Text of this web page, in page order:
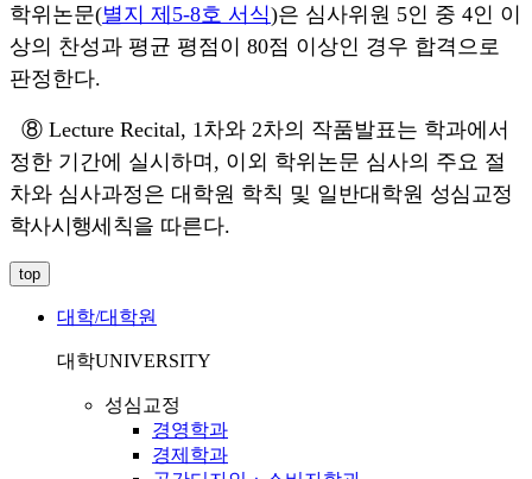
학위논문(별지 제 5-8호 서식)은 심사위원 5인 중 4인 이
상의 찬성과 평균 평점이 80점 이상인 경우 합격으로
판정한다.
⑧ Lecture Recital, 1차와 2차의 작품발표는 학과에서
정한 기간에 실시하며 , 이외 학위논문 심사의 주요 절
차와 심사과정은 대학원 학칙 및 일반대학원 성심교정
학사시행세칙을 따른다.
top
대학/대학원
대학UNIVERSITY
성심교정
경영학과
경제학과